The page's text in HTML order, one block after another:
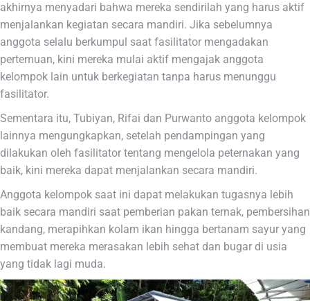
akhirnya menyadari bahwa mereka sendirilah yang harus aktif
menjalankan kegiatan secara mandiri. Jika sebelumnya
anggota selalu berkumpul saat fasilitator mengadakan
pertemuan, kini mereka mulai aktif mengajak anggota
kelompok lain untuk berkegiatan tanpa harus menunggu
fasilitator.
Sementara itu, Tubiyan, Rifai dan Purwanto anggota kelompok
lainnya mengungkapkan, setelah pendampingan yang
dilakukan oleh fasilitator tentang mengelola peternakan yang
baik, kini mereka dapat menjalankan secara mandiri.
Anggota kelompok saat ini dapat melakukan tugasnya lebih
baik secara mandiri saat pemberian pakan ternak, pembersihan
kandang, merapihkan kolam ikan hingga bertanam sayur yang
membuat mereka merasakan lebih sehat dan bugar di usia
yang tidak lagi muda.